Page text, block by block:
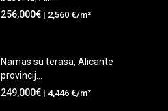
256,000€ | 2,560 €/m²
Namas su terasa, Alicante
provincij...
249,000€ | 4,446 €/m²